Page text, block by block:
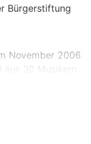
Bürgerstiftung
November 2006
30 Musikern
der Bosch
ist bunt und
satten Bigband-